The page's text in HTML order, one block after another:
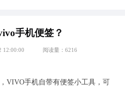
手机便签？
12:00:00 阅读量：6216
VIVO手机自带有便签小工具，可